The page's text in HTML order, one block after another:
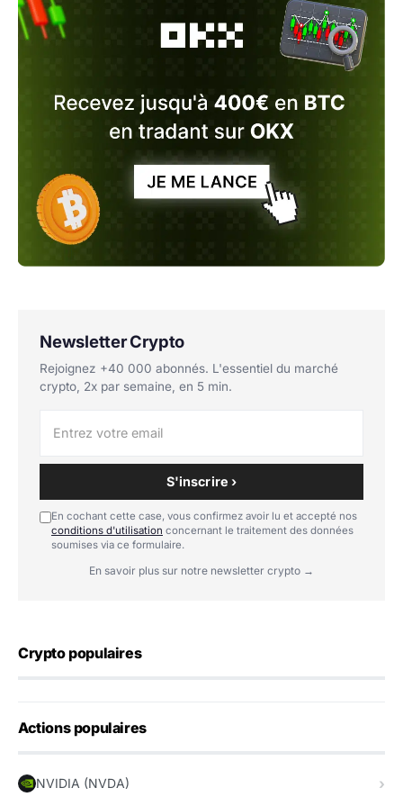
Newsletter Crypto
Rejoignez +40 000 abonnés. L'essentiel du marché
crypto, 2x par semaine, en 5 min.
S'inscrire ›
En cochant cette case, vous confirmez avoir lu et accepté nos
conditions d'utilisation concernant le traitement des données
soumises via ce formulaire.
En savoir plus sur notre newsletter crypto →
Crypto populaires
Actions populaires
NVIDIA (NVDA)